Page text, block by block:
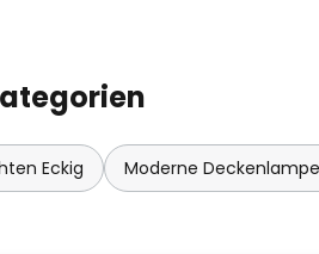
Eckig Moderne